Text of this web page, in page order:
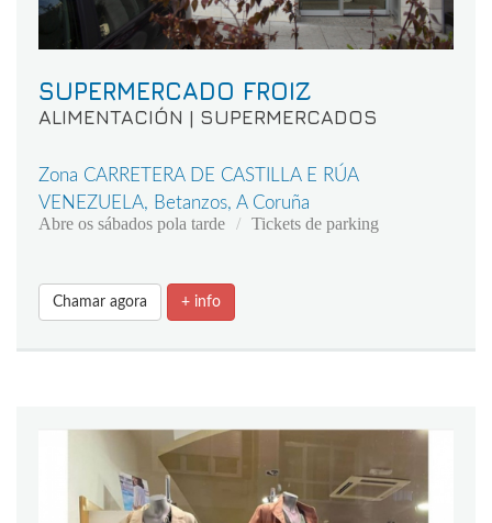
SUPERMERCADO FROIZ
ALIMENTACIÓN | SUPERMERCADOS
Zona CARRETERA DE CASTILLA E RÚA
VENEZUELA, Betanzos, A Coruña
Abre os sábados pola tarde
Tickets de parking
Chamar agora + info